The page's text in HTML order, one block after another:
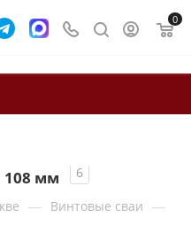
0
108 мм
6
— Винтовые сваи —